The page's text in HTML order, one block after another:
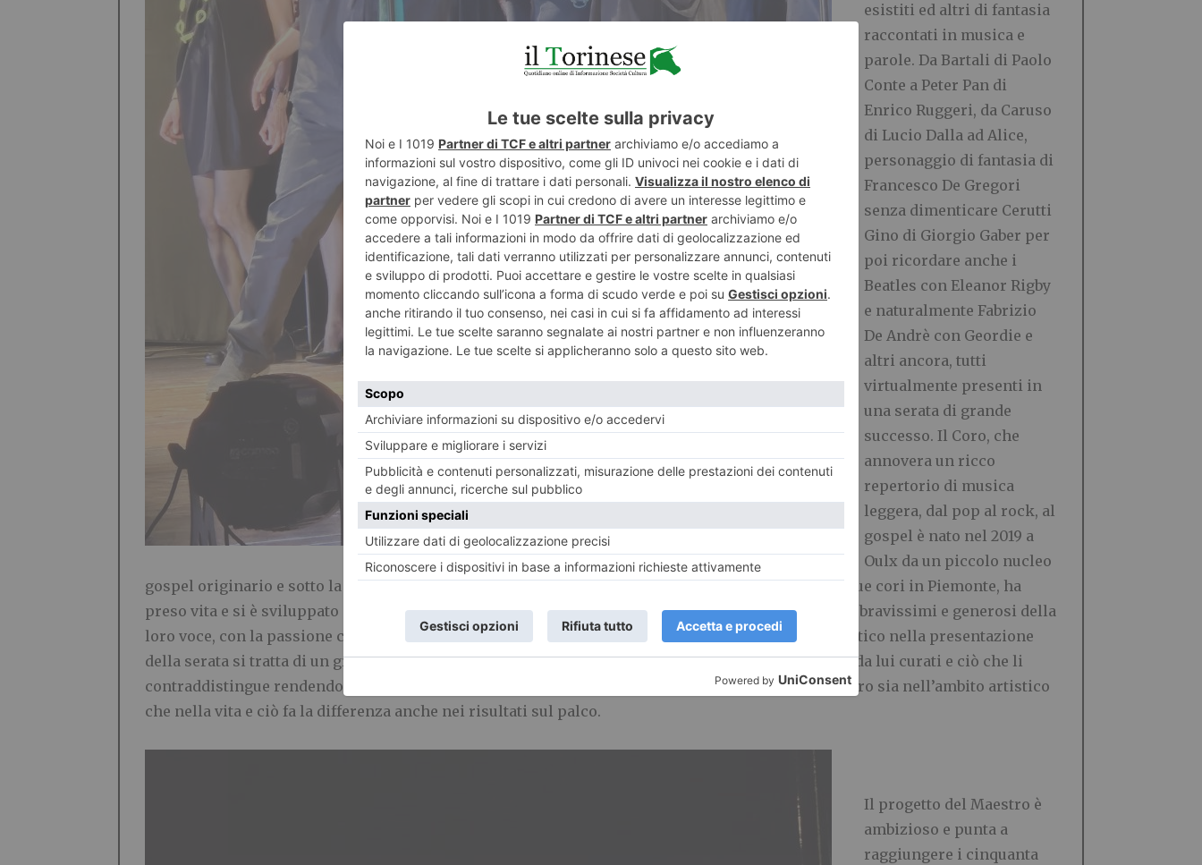
esistiti ed altri di fantasia
raccontati in musica e
parole. Da Bartali di Paolo
Conte a Peter Pan di
Enrico Ruggeri, da Caruso
di Lucio Dalla ad Alice,
personaggio di fantasia di
Francesco De Gregori
senza dimenticare Cerutti
Gino di Giorgio Gaber per
poi ricordare anche i
Beatles con Eleanor Rigby
e naturalmente Fabrizio
De Andrè con Geordie e
altri ancora, tutti
virtualmente presenti in
una serata di grande
successo. Il Coro, che
annovera un ricco
repertorio di musica
leggera, dal pop al rock, al
gospel è nato nel 2019 a
Oulx da un piccolo nucleo
gospel originario e sotto la direzione artistica del Maestro Davide Motta Frè, alla guida di ben cinque cori in Piemonte, ha
preso vita e si è sviluppato ed oggi si compone di ben trentatré elementi, tutti dilettanti, simpatici, bravissimi e generosi della
loro voce, con la passione comune per la musica ed il canto. Come ha sottolineato il Direttore artistico nella presentazione
della serata si tratta di un gruppo di appassionati con all’attivo già vari concerti con più repertori da lui curati e ciò che li
contraddistingue rendendo unico questo Coro, è il legame di profonda amicizia instaurato tra di loro sia nell’ambito artistico
che nella vita e ciò fa la differenza anche nei risultati sul palco.
Il progetto del Maestro è
ambizioso e punta a
raggiungere i cinquanta